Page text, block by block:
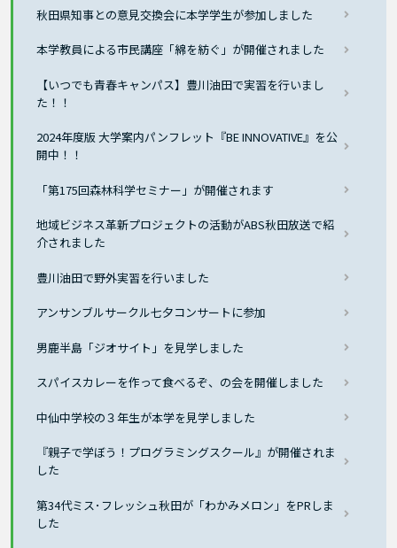
秋田県知事との意見交換会に本学学生が参加しました
本学教員による市民講座「綿を紡ぐ」が開催されました
【いつでも青春キャンパス】豊川油田で実習を行いまし
た！！
2024年度版 大学案内パンフレット『BE INNOVATIVE』を公
開中！！
「第175回森林科学セミナー」が開催されます
地域ビジネス革新プロジェクトの活動がABS秋田放送で紹
介されました
豊川油田で野外実習を行いました
アンサンブルサークル七夕コンサートに参加
男鹿半島「ジオサイト」を見学しました
スパイスカレーを作って食べるぞ、の会を開催しました
中仙中学校の３年生が本学を見学しました
『親子で学ぼう！プログラミングスクール』が開催されま
した
第34代ミス･フレッシュ秋田が「わかみメロン」をPRしま
した